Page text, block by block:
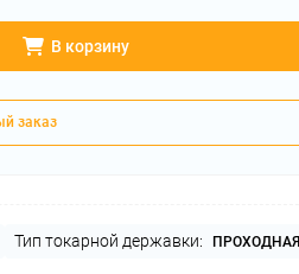
В корзину
заказ
Тип токарной державки: ПРОХОДНАЯ